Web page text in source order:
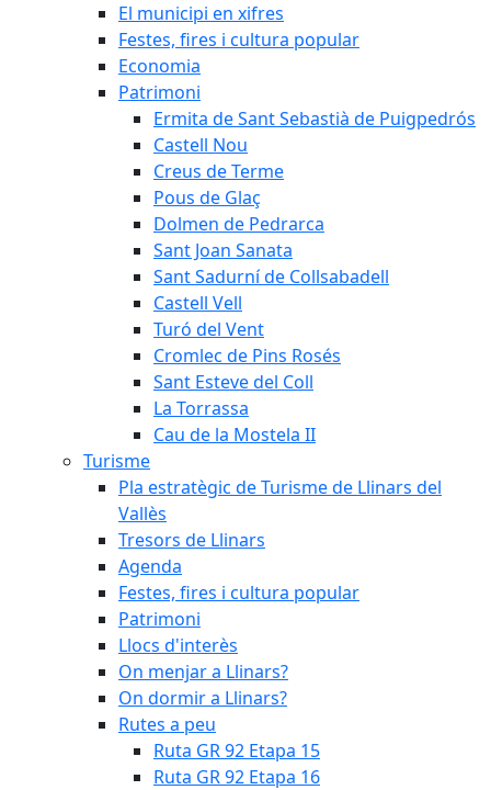
El municipi en xifres
Festes, fires i cultura popular
Economia
Patrimoni
Ermita de Sant Sebastià de Puigpedrós
Castell Nou
Creus de Terme
Pous de Glaç
Dolmen de Pedrarca
Sant Joan Sanata
Sant Sadurní de Collsabadell
Castell Vell
Turó del Vent
Cromlec de Pins Rosés
Sant Esteve del Coll
La Torrassa
Cau de la Mostela II
Turisme
Pla estratègic de Turisme de Llinars del
Vallès
Tresors de Llinars
Agenda
Festes, fires i cultura popular
Patrimoni
Llocs d'interès
On menjar a Llinars?
On dormir a Llinars?
Rutes a peu
Ruta GR 92 Etapa 15
Ruta GR 92 Etapa 16